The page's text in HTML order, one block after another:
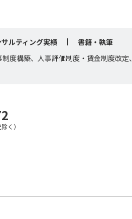
ルティング実績
書籍・執筆
度構築、人事評価制度・賃金制度改定、
く）